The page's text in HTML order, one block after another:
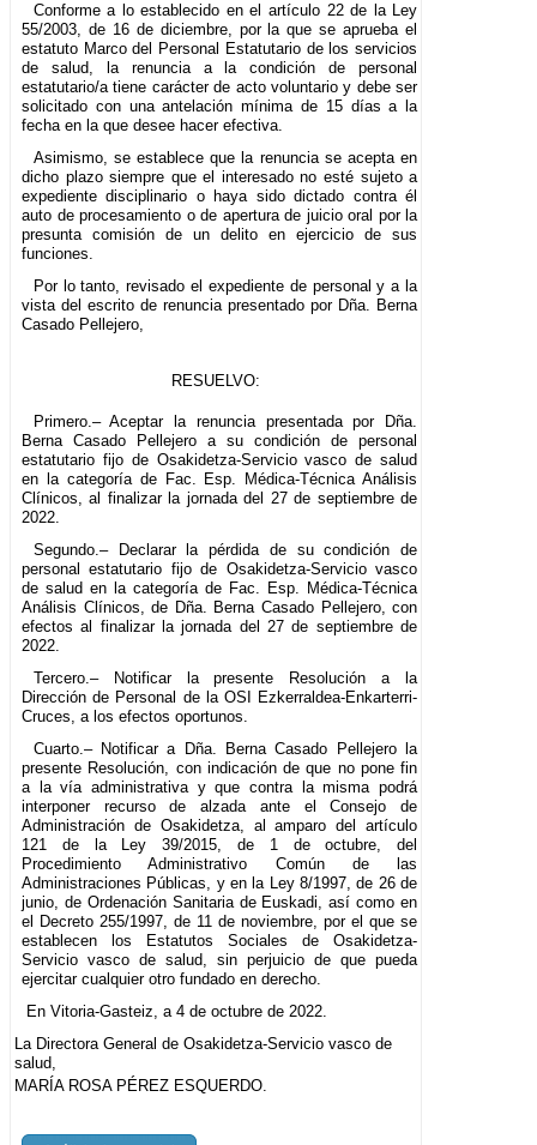
Conforme a lo establecido en el artículo 22 de la Ley
55/2003, de 16 de diciembre, por la que se aprueba el
estatuto Marco del Personal Estatutario de los servicios
de salud, la renuncia a la condición de personal
estatutario/a tiene carácter de acto voluntario y debe ser
solicitado con una antelación mínima de 15 días a la
fecha en la que desee hacer efectiva.
Asimismo, se establece que la renuncia se acepta en
dicho plazo siempre que el interesado no esté sujeto a
expediente disciplinario o haya sido dictado contra él
auto de procesamiento o de apertura de juicio oral por la
presunta comisión de un delito en ejercicio de sus
funciones.
Por lo tanto, revisado el expediente de personal y a la
vista del escrito de renuncia presentado por Dña. Berna
Casado Pellejero,
RESUELVO:
Primero.– Aceptar la renuncia presentada por Dña.
Berna Casado Pellejero a su condición de personal
estatutario fijo de Osakidetza-Servicio vasco de salud
en la categoría de Fac. Esp. Médica-Técnica Análisis
Clínicos, al finalizar la jornada del 27 de septiembre de
2022.
Segundo.– Declarar la pérdida de su condición de
personal estatutario fijo de Osakidetza-Servicio vasco
de salud en la categoría de Fac. Esp. Médica-Técnica
Análisis Clínicos, de Dña. Berna Casado Pellejero, con
efectos al finalizar la jornada del 27 de septiembre de
2022.
Tercero.– Notificar la presente Resolución a la
Dirección de Personal de la OSI Ezkerraldea-Enkarterri-
Cruces, a los efectos oportunos.
Cuarto.– Notificar a Dña. Berna Casado Pellejero la
presente Resolución, con indicación de que no pone fin
a la vía administrativa y que contra la misma podrá
interponer recurso de alzada ante el Consejo de
Administración de Osakidetza, al amparo del artículo
121 de la Ley 39/2015, de 1 de octubre, del
Procedimiento Administrativo Común de las
Administraciones Públicas, y en la Ley 8/1997, de 26 de
junio, de Ordenación Sanitaria de Euskadi, así como en
el Decreto 255/1997, de 11 de noviembre, por el que se
establecen los Estatutos Sociales de Osakidetza-
Servicio vasco de salud, sin perjuicio de que pueda
ejercitar cualquier otro fundado en derecho.
En Vitoria-Gasteiz, a 4 de octubre de 2022.
La Directora General de Osakidetza-Servicio vasco de
salud,
MARÍA ROSA PÉREZ ESQUERDO.